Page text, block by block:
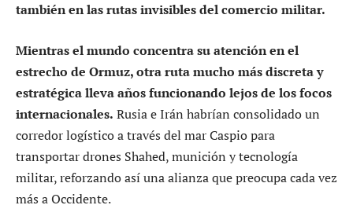
también en las rutas invisibles del comercio militar.
Mientras el mundo concentra su atención en el
estrecho de Ormuz, otra ruta mucho más discreta y
estratégica lleva años funcionando lejos de los focos
internacionales. Rusia e Irán habrían consolidado un
corredor logístico a través del mar Caspio para
transportar drones Shahed, munición y tecnología
militar, reforzando así una alianza que preocupa cada vez
más a Occidente.